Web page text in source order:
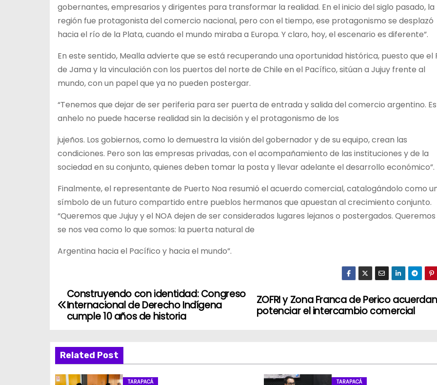
gobernantes, empresarios y dirigentes para transformar la realidad. En el inicio del siglo pasado, la
región fue protagonista del comercio nacional, pero con el tiempo, ese protagonismo se desplazó
hacia el río de la Plata, cuando el mundo miraba a Europa. Y claro, hoy, el escenario es diferente”.
En este sentido, Mealla advierte que se está recuperando una oportunidad histórica, puesto que el
de Jama y la vinculación con los puertos del norte de Chile en el Pacífico, sitúan a Jujuy frente al
mundo, con un papel que ya no pueden postergar.
“Tenemos que dejar de ser periferia para ser puerta de entrada y salida del comercio argentino.
anhelo no puede hacerse realidad sin la decisión y el protagonismo de los
jujeños. Los gobiernos, como lo demuestra la visión del gobernador y de su equipo, crean las
condiciones. Pero son las empresas privadas, con el acompañamiento de las instituciones y de la
sociedad en su conjunto, quienes deben tomar la posta y llevar adelante el desarrollo económico”.
Finalmente, el representante de Puerto Noa resumió el acuerdo comercial, catalogándolo como
símbolo de un futuro compartido entre pueblos hermanos que apuestan al crecimiento conjunto.
“Queremos que Jujuy y el NOA dejen de ser considerados lugares lejanos o postergados. Queremos
se nos vea como lo que somos: la puerta natural de
Argentina hacia el Pacífico y hacia el mundo”.
N
e
g
ZOFRI y Zona Franca de Perico acuerdan
potenciar el intercambio comercial
Construyendo con identidad: Congreso
Internacional de Derecho Indígena
cumple 10 años de historia
Related Post
TARAPACÁ TARAPACÁ